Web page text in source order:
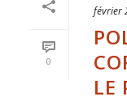
0
février
LE